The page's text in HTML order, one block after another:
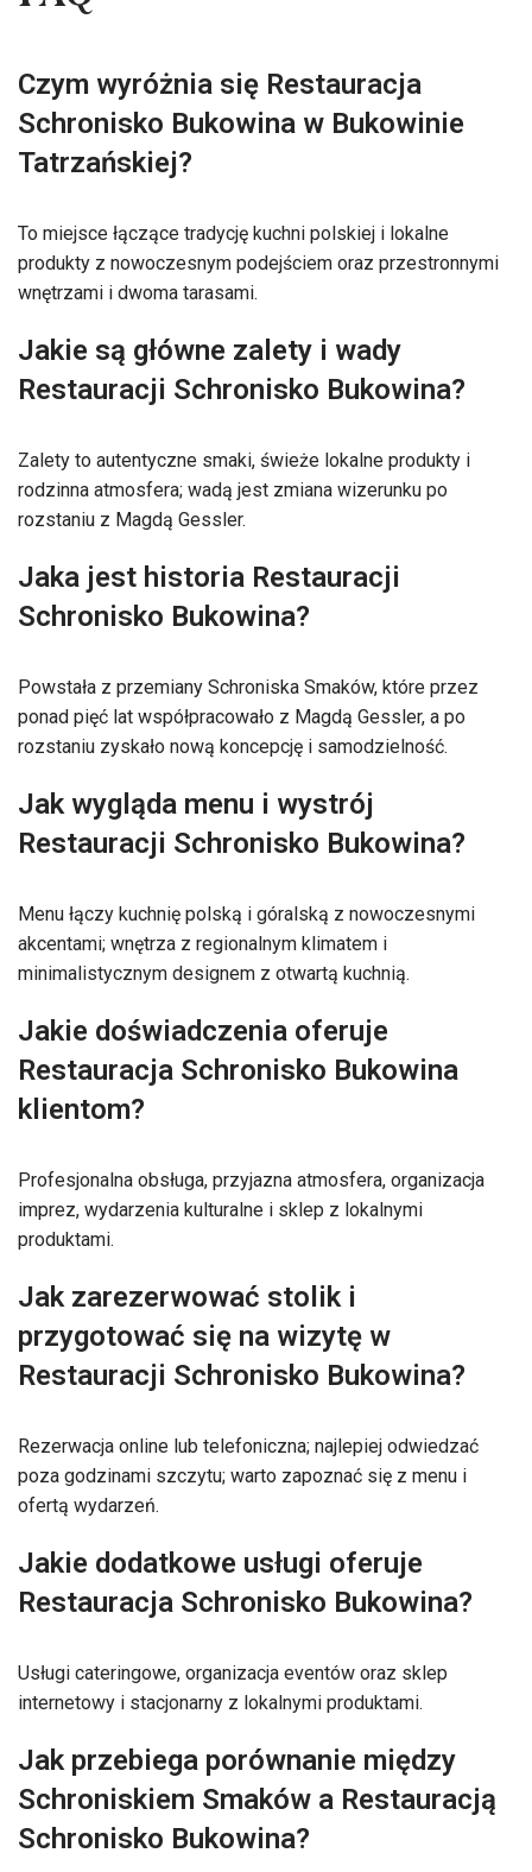
Czym wyróżnia się Restauracja
Schronisko Bukowina w Bukowinie
Tatrzańskiej?
To miejsce łączące tradycję kuchni polskiej i lokalne
produkty z nowoczesnym podejściem oraz przestronnymi
wnętrzami i dwoma tarasami.
Jakie są główne zalety i wady
Restauracji Schronisko Bukowina?
Zalety to autentyczne smaki, świeże lokalne produkty i
rodzinna atmosfera; wadą jest zmiana wizerunku po
rozstaniu z Magdą Gessler.
Jaka jest historia Restauracji
Schronisko Bukowina?
Powstała z przemiany Schroniska Smaków, które przez
ponad pięć lat współpracowało z Magdą Gessler, a po
rozstaniu zyskało nową koncepcję i samodzielność.
Jak wygląda menu i wystrój
Restauracji Schronisko Bukowina?
Menu łączy kuchnię polską i góralską z nowoczesnymi
akcentami; wnętrza z regionalnym klimatem i
minimalistycznym designem z otwartą kuchnią.
Jakie doświadczenia oferuje
Restauracja Schronisko Bukowina
klientom?
Profesjonalna obsługa, przyjazna atmosfera, organizacja
imprez, wydarzenia kulturalne i sklep z lokalnymi
produktami.
Jak zarezerwować stolik i
przygotować się na wizytę w
Restauracji Schronisko Bukowina?
Rezerwacja online lub telefoniczna; najlepiej odwiedzać
poza godzinami szczytu; warto zapoznać się z menu i
ofertą wydarzeń.
Jakie dodatkowe usługi oferuje
Restauracja Schronisko Bukowina?
Usługi cateringowe, organizacja eventów oraz sklep
internetowy i stacjonarny z lokalnymi produktami.
Jak przebiega porównanie między
Schroniskiem Smaków a Restauracją
Schronisko Bukowina?